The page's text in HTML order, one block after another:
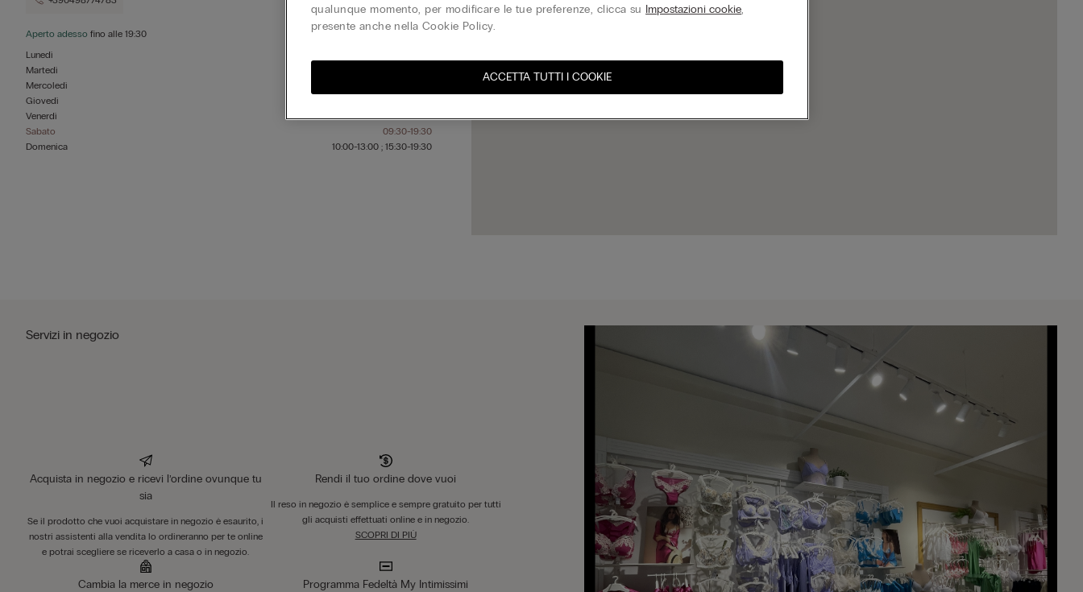
Aperto adesso fino alle 19:30
Lunedì
Martedì
Mercoledì
Giovedì
Venerdì
09:30-19:30
Sabato
09:30-19:30
Domenica
10:00-13:00 ; 15:30-19:30
Servizi in negozio
Acquista in negozio e ricevi l’ordine ovunque tu
sia
Se il prodotto che vuoi acquistare in negozio è esaurito, i
nostri assistenti alla vendita lo ordineranno per te online
e potrai scegliere se riceverlo a casa o in negozio.
Rendi il tuo ordine dove vuoi
Il reso in negozio è semplice e sempre gratuito per tutti
gli acquisti effettuati online e in negozio.
SCOPRI DI PIÙ
Cambia la merce in negozio Programma Fedeltà My Intimissimi
qualunque momento, per modificare le tue preferenze, clicca su Impostazioni cookie,
presente anche nella Cookie Policy.
ACCETTA TUTTI I COOKIE